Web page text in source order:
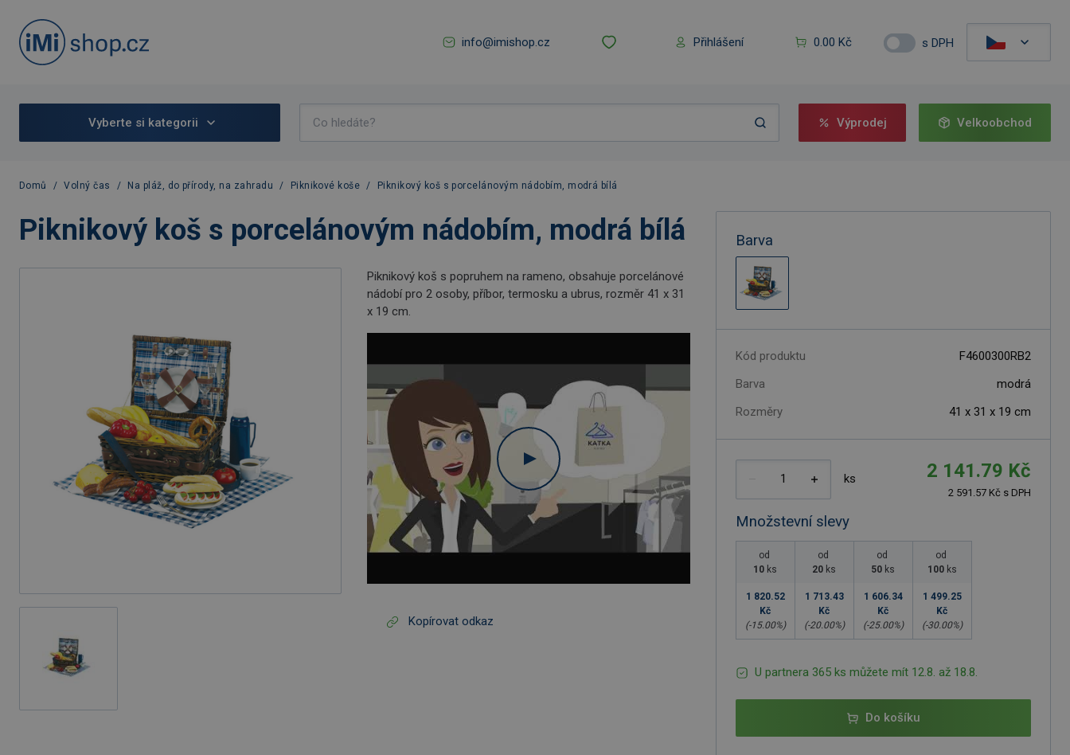
info@imishop.cz Přihlášení 0.00 Kč s DPH
Vyberte si kategorii Výprodej Velkoobchod
Domů / Volný čas / Na pláž, do přírody, na zahradu / Piknikové koše / Piknikový koš s porcelánovým nádobím, modrá bílá
Piknikový koš s porcelánovým nádobím, modrá bílá
Piknikový koš s popruhem na rameno, obsahuje porcelánové
nádobí pro 2 osoby, příbor, termosku a ubrus, rozměr 41 x 31
x 19 cm.
Kopírovat odkaz
Barva
Kód produktu
F4600300RB2
Barva
modrá
Rozměry
41 x 31 x 19 cm
ks 2 141.79 Kč
2 591.57 Kč s DPH
Množstevní slevy
od
10 ks
1 820.52
Kč
(-15.00%)
od
20 ks
1 713.43
Kč
(-20.00%)
od
50 ks
1 606.34
Kč
(-25.00%)
od
100 ks
1 499.25
Kč
(-30.00%)
U partnera 365 ks můžete mít 12.8. až 18.8.
Do košíku